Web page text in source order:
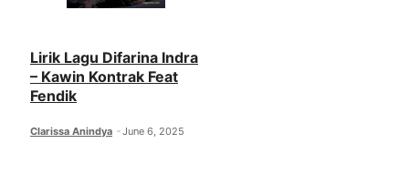
Lirik Lagu Difarina Indra
– Kawin Kontrak Feat
Fendik
Clarissa Anindya June 6, 2025